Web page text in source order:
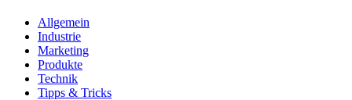
Allgemein
Industrie
Marketing
Produkte
Technik
Tipps & Tricks